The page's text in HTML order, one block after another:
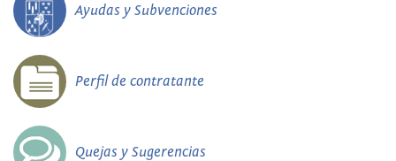
Ayudas y Subvenciones
Perfil de contratante
Quejas y Sugerencias